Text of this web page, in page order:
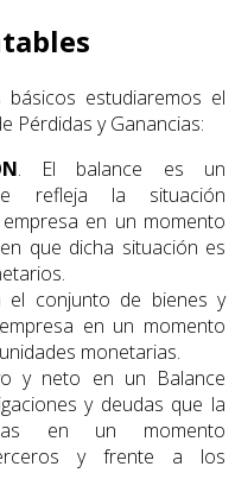
estudiaremos el
Pérdidas y Ganancias:
. El balance es un
refleja la situación
en un momento
que dicha situación es
el conjunto de bienes y
en un momento
monetarias.
y neto en un Balance
y deudas que la
en un momento
y frente a los